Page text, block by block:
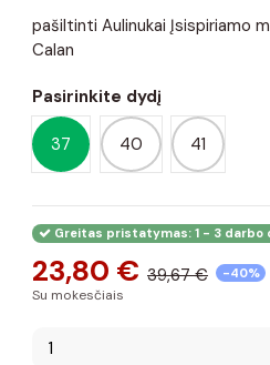
pašiltinti Aulinukai Įsispiriamo
Calan
Pasirinkite dydį
37 40 41
Greitas pristatymas: 1 - 3 darbo
23,80 € 39,67 € -40%
Su mokesčiais